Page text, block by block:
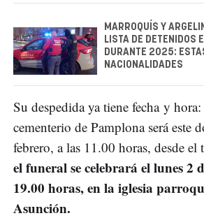
MARROQUÍS Y
LISTA DE DETENIDOS
DURANTE 2025:
NACIONALIDADES
Su despedida ya tiene fecha y
cementerio de Pamplona será este
febrero, a las 11.00 horas, desde el
el funeral se celebrará el lunes 2
19.00 horas, en la iglesia
Asunción.